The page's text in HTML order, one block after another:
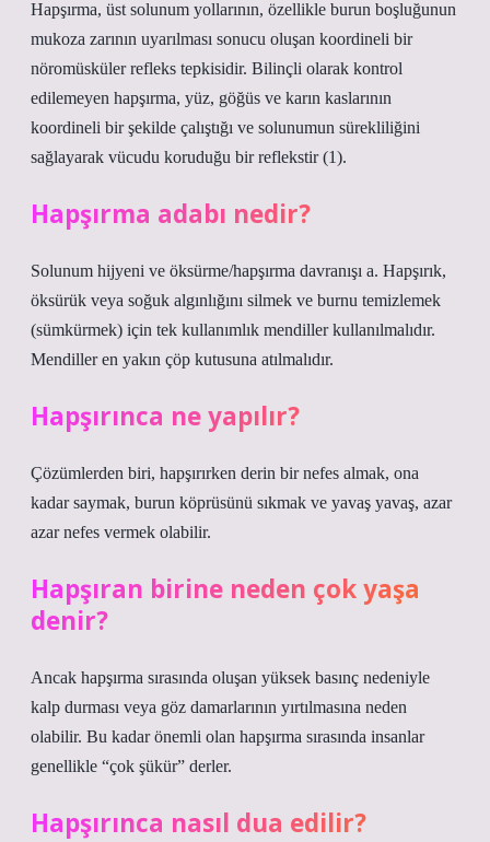
Hapşırma, üst solunum yollarının, özellikle burun boşluğunun
mukoza zarının uyarılması sonucu oluşan koordineli bir
nöromüsküler refleks tepkisidir. Bilinçli olarak kontrol
edilemeyen hapşırma, yüz, göğüs ve karın kaslarının
koordineli bir şekilde çalıştığı ve solunumun sürekliliğini
sağlayarak vücudu koruduğu bir reflekstir (1).
Hapşırma adabı nedir?
Solunum hijyeni ve öksürme/hapşırma davranışı a. Hapşırık,
öksürük veya soğuk algınlığını silmek ve burnu temizlemek
(sümkürmek) için tek kullanımlık mendiller kullanılmalıdır.
Mendiller en yakın çöp kutusuna atılmalıdır.
Hapşırınca ne yapılır?
Çözümlerden biri, hapşırırken derin bir nefes almak, ona
kadar saymak, burun köprüsünü sıkmak ve yavaş yavaş, azar
azar nefes vermek olabilir.
Hapşıran birine neden çok yaşa
denir?
Ancak hapşırma sırasında oluşan yüksek basınç nedeniyle
kalp durması veya göz damarlarının yırtılmasına neden
olabilir. Bu kadar önemli olan hapşırma sırasında insanlar
genellikle “çok şükür” derler.
Hapşırınca nasıl dua edilir?